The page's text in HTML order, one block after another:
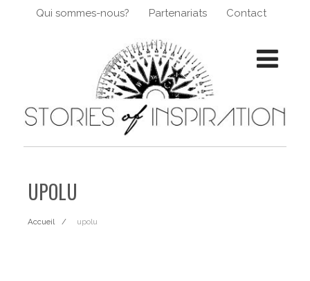
Qui sommes-nous? Partenariats Contact
UPOLU
Accueil upolu